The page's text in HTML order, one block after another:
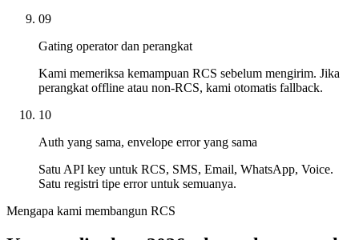
09
Gating operator dan perangkat
Kami memeriksa kemampuan RCS sebelum mengirim. Jika
perangkat offline atau non-RCS, kami otomatis fallback.
10
Auth yang sama, envelope error yang sama
Satu API key untuk RCS, SMS, Email, WhatsApp, Voice.
Satu registri tipe error untuk semuanya.
Mengapa kami membangun RCS